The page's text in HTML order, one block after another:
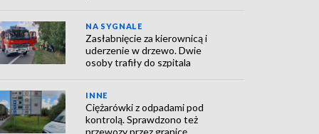
NA SYGNALE
Zasłabnięcie za kierownicą i
uderzenie w drzewo. Dwie
osoby trafiły do szpitala
INNE
Ciężarówki z odpadami pod
kontrolą. Sprawdzono też
przewozy przez granicę